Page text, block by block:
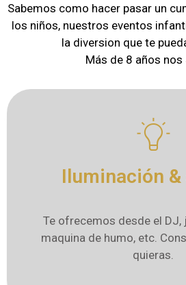
Sabemos como hacer pasar un
los niños, nuestros eventos
la diversion que te
Más de 8 años nos
Iluminación
Te ofrecemos desde el DJ,
maquina de humo, etc.
quieras.